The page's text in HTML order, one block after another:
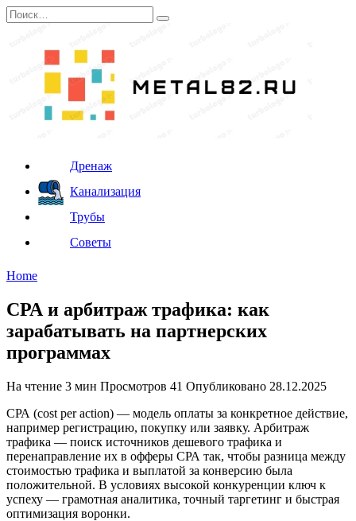
Перейти
к
Search
for:
Дренаж
Канализация
Трубы
Советы
Home
СРА и арбитраж трафика: как
зарабатывать на партнерских
программах
На чтение 3 мин Просмотров 41 Опубликовано 28.12.2025
СРА (cost per action) — модель оплаты за конкретное действие,
например регистрацию, покупку или заявку. Арбитраж
трафика — поиск источников дешевого трафика и
перенаправление их в офферы СРА так, чтобы разница между
стоимостью трафика и выплатой за конверсию была
положительной. В условиях высокой конкуренции ключ к
успеху — грамотная аналитика, точный таргетинг и быстрая
оптимизация воронки.